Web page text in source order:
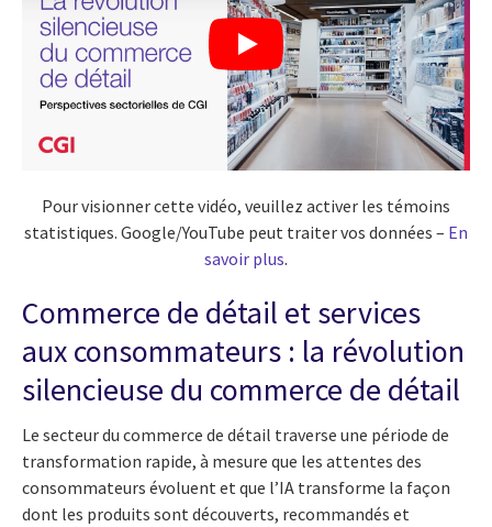
Pour visionner cette vidéo, veuillez activer les témoins
statistiques. Google/YouTube peut traiter vos données – En
savoir plus.
Commerce de détail et services
aux consommateurs : la révolution
silencieuse du commerce de détail
Le secteur du commerce de détail traverse une période de
transformation rapide, à mesure que les attentes des
consommateurs évoluent et que l’IA transforme la façon
dont les produits sont découverts, recommandés et